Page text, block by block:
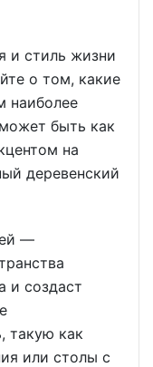
и стиль жизни
о том, какие
наиболее
быть как
на
деревенский
—
и создаст
такую как
или столы с